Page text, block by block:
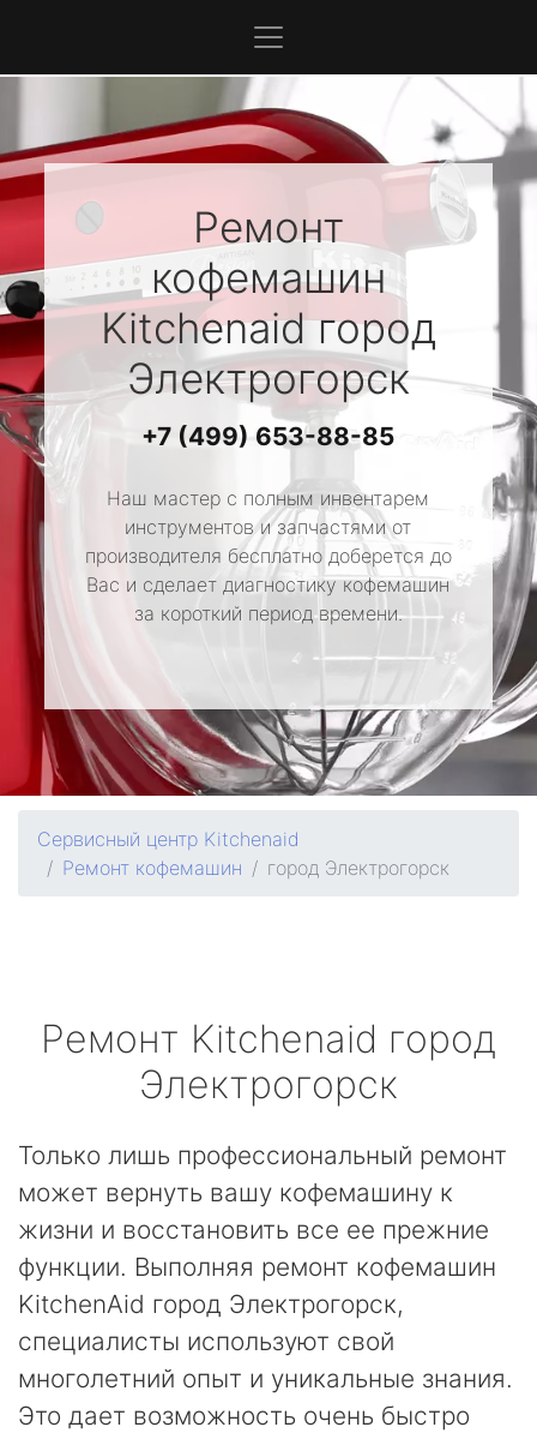
Ремонт
кофемашин
Kitchenaidгород
Электрогорск
+7 (499) 653-88-85
Наш мастер с полным инвентарем
инструментов и запчастями от
производителя бесплатно доберется до
Вас и сделает диагностику кофемашин
за короткий период времени.
Сервисный центр Kitchenaid
Ремонт кофемашин
город Электрогорск
Ремонт Kitchenaid город
Электрогорск
Только лишь профессиональный ремонт
может вернуть вашу кофемашину к
жизни и восстановить все ее прежние
функции. Выполняя ремонт кофемашин
KitchenAid город Электрогорск,
специалисты используют свой
многолетний опыт и уникальные знания.
Это дает возможность очень быстро